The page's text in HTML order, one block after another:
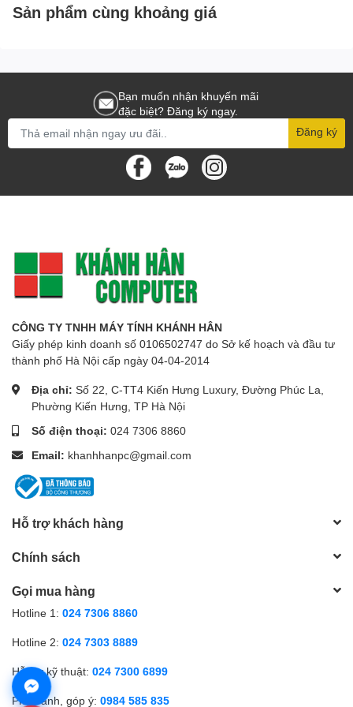
Cổng Ethernet Gigabit biến bộ mở rộng sóng thành một cầu nối
Wi-Fi, cho phép bạn kết nối với thiết bị dây như Blu-ray player, bộ
Dễ dàng cài đặt và lắp đặt nhanh chóng
Cài đặt nhanh với nút bấm RE
RE450tương thích với hầu hết router Wi-Fi. Ấn nút RE trên thiết
Sau khi kết nối tới router hiện có, bạn có thể mang
cắm vào ổ cắm cần lắp đặt.
Hỗ trợ lắp đặt nhanh với đèn báo hiệu thông minh
Đèn báo hiệu thông minh giúp bạn xác định vị trí tốt nhất để lắp
đặt bộ mở rộng sóng.
Sản phẩm cùng khoảng giá
Bạn muốn nhận khuyến mãi
đặc biệt? Đăng ký ngay.
Đăng ký
CÔNG TY TNHH MÁY TÍNH KHÁNH HÂN
Giấy phép kinh doanh số 0106502747 do Sở kế hoạch và đầu tư
thành phố Hà Nội cấp ngày 04-04-2014
Địa chỉ: Số 22, C-TT4 Kiến Hưng Luxury, Đường Phúc La,
Phường Kiến Hưng, TP Hà Nội
Số điện thoại: 024 7306 8860
Email: khanhhanpc@gmail.com
Hỗ trợ khách hàng
Chính sách
Gọi mua hàng
Hotline 1: 024 7306 8860
Hotline 2: 024 7303 8889
Hỗ trợ kỹ thuật: 024 7300 6899
Phản ánh, góp ý: 0984 585 835